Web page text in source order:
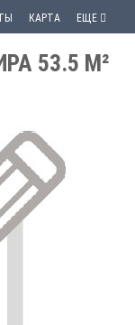
КАРТА ЕЩЕ
53.5 М²